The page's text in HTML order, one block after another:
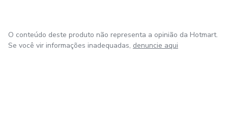
O conteúdo deste produto não representa a opinião da Hotmart.
Se você vir informações inadequadas, denuncie aqui